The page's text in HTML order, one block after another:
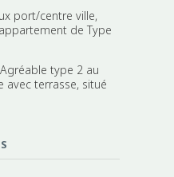
port/centre ville,
de Type
type 2 au
avec terrasse, situé